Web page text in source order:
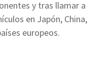
y tras llamar a
en Japón, China,
europeos.